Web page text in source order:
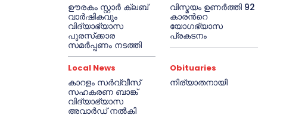
ഊരകം സ്റ്റാർ ക്ലബ്
വാർഷികവും
വിദ്യാഭ്യാസ
പുരസ്‌ക്കാര
സമർപ്പണം നടത്തി
വിസ്മയം ഉണർത്തി 92
കാരൻറെ
യോഗഭ്യാസ
പ്രകടനം
Local News
കാറളം സർവ്വീസ്
സഹകരണ ബാങ്ക്
വിദ്യാഭ്യാസ
അവാർഡ് നൽകി
Obituaries
നിര്യാതനായി